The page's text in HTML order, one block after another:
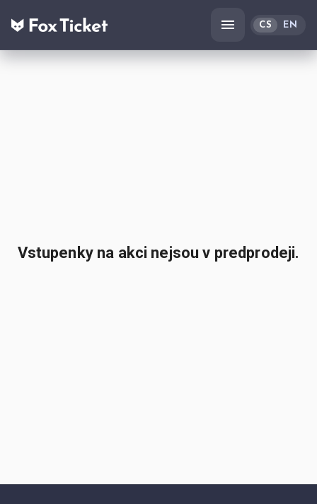
CS EN
Vstupenky na akci nejsou v predprodeji.